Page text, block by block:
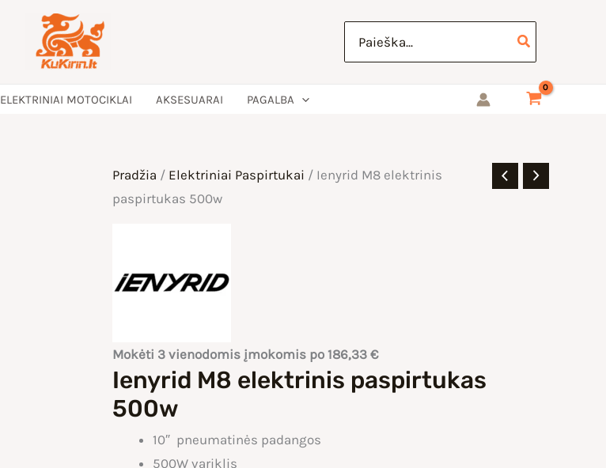
for:
ELEKTRINIAI MOTOCIKLAI AKSESUARAI PAGALBA
Pradžia / Elektriniai Paspirtukai / Ienyrid M8 elektrinis
paspirtukas 500w
Mokėti 3 vienodomis įmokomis po 186,33 €
Ienyrid M8 elektrinis paspirtukas
500w
10″ pneumatinės padangos
500W variklis